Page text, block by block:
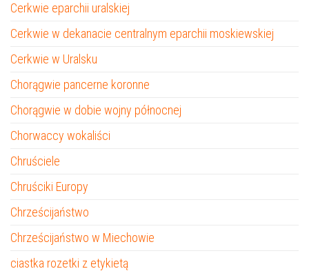
Cerkwie eparchii uralskiej
Cerkwie w dekanacie centralnym eparchii moskiewskiej
Cerkwie w Uralsku
Chorągwie pancerne koronne
Chorągwie w dobie wojny północnej
Chorwaccy wokaliści
Chruściele
Chruściki Europy
Chrześcijaństwo
Chrześcijaństwo w Miechowie
ciastka rozetki z etykietą